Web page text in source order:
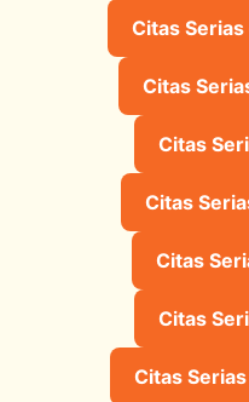
Citas
Citas
Citas
Citas
Citas
Citas
Citas